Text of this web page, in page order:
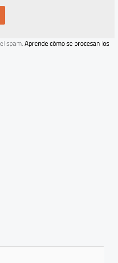
spam.Aprende cómo se procesan los